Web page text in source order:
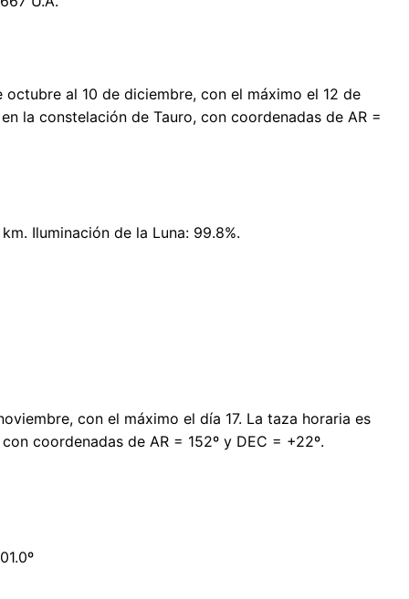
al 10 de diciembre, con el máximo el 12 de
la constelación de Tauro, con coordenadas de AR =
Iluminación de la Luna: 99.8%.
con el máximo el día 17. La taza horaria es
coordenadas de AR = 152º y DEC = +22º.